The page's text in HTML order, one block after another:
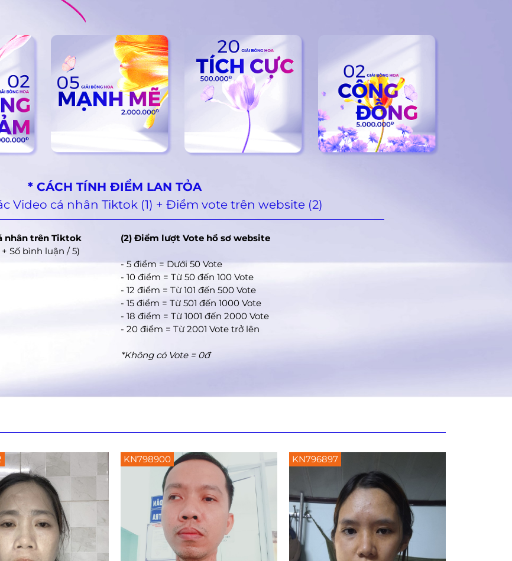
* CÁCH TÍNH ĐIỂM LAN TỎA
Video cá nhân Tiktok (1) + Điểm vote trên website (2)
nhân trên Tiktok
Số bình luận / 5)
(2) Điểm lượt Vote hồ sơ website
- 5 điểm = Dưới 50 Vote
- 10 điểm = Từ 50 đến 100 Vote
- 12 điểm = Từ 101 đến 500 Vote
- 15 điểm = Từ 501 đến 1000 Vote
- 18 điểm = Từ 1001 đến 2000 Vote
- 20 điểm = Từ 2001 Vote trở lên
*Không có Vote = 0đ
KN798900 KN796897